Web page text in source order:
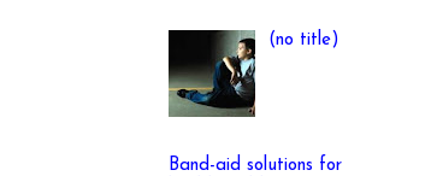
(no title)
Band-aid solutions for